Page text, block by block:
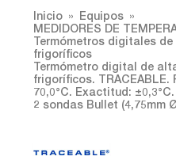
Inicio
Equipos
MEDIDORES DE
Termómetros digitales
frigoríficos
Termómetro digital de
frigoríficos. TRACEABLE.
70,0°C. Exactitud:
2 sondas Bullet (4,75mm